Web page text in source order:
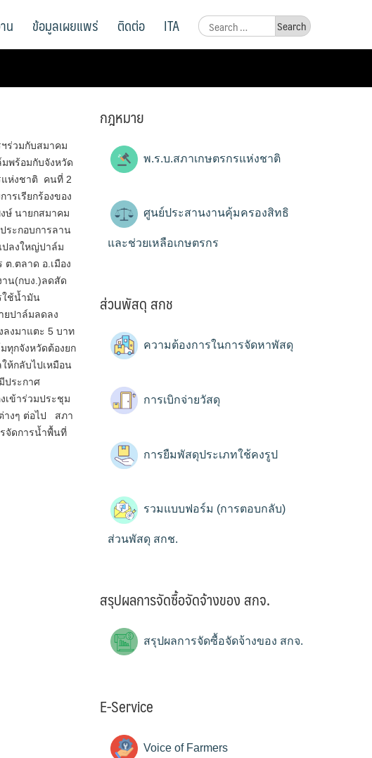
Search
for:
น ข้อมูลเผยแพร่ ติดต่อ ITA
ร่วมกับสมาคม
พร้อมกับจังหวัด
ห่งชาติ​ คนที่​ 2
รเรียกร้องของ
ษ์ นายกสมาคม
ระกอบการลาน
ปลงใหญ่ปาล์ม
.ตลาด อ.เมือง
น(กบง.)ลดสัด
ใช้น้ำมัน
ยปาล์มลดลง
ลงมาแตะ 5​ บาท
ทุกจังหวัดต้องยก
ห้กลับไปเหมือน
ประกาศ
เข้าร่วมประชุม
างๆ ต่อไป สภา
จัดการน้ำพื้นที่
กฎหมาย
พ.ร.บ.สภาเกษตรกรแห่งชาติ
ศูนย์ประสานงานคุ้มครองสิทธิ
และช่วยเหลือเกษตรกร
ส่วนพัสดุ สกช
ความต้องการในการจัดหาพัสดุ
การเบิกจ่ายวัสดุ
การยืมพัสดุประเภทใช้คงรูป
รวมแบบฟอร์ม (การตอบกลับ)
ส่วนพัสดุ สกช.
สรุปผลการจัดซื้อจัดจ้างของ สกจ.
สรุปผลการจัดซื้อจัดจ้างของ สกจ.
E-Service
Voice of Farmers